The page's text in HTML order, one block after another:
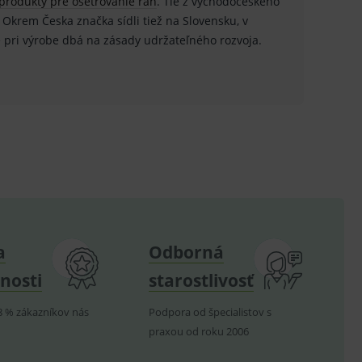
Okrem Česka značka sídli tiež na Slovensku, v
výrobe dbá na zásady udržateľného rozvoja.
% zákazníkov nás
Odborná
starostlivosť
Podpora od špecialistov s
praxou od roku 2006
analytics.
analytics.
zobrazení
reklamy.
předvoleb pro
webu používá